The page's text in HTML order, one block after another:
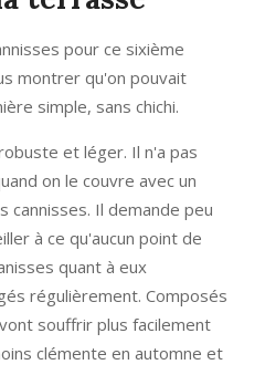
pour ce sixième
montrer qu'on pouvait
simple, sans chichi.
et léger. Il n'a pas
on le couvre avec un
cannisses. Il demande peu
à ce qu'aucun point de
quant à eux
régulièrement. Composés
souffrir plus facilement
clémente en automne et